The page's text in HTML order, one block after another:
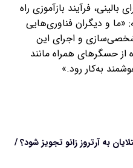
فرآیند بازآموزی راه
«ما و دیگران فناوری‌هایی
شخصی‌سازی و اجرای این
از حسگرهای همراه مانند
به‌کار رود.»
به آرتروز زانو تجویز شود؟ /